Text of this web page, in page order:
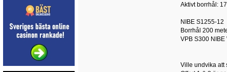
Aktivt borrhål:
NIBE S1255-12
Borrhål 200
VPB S300
Ville undvika att